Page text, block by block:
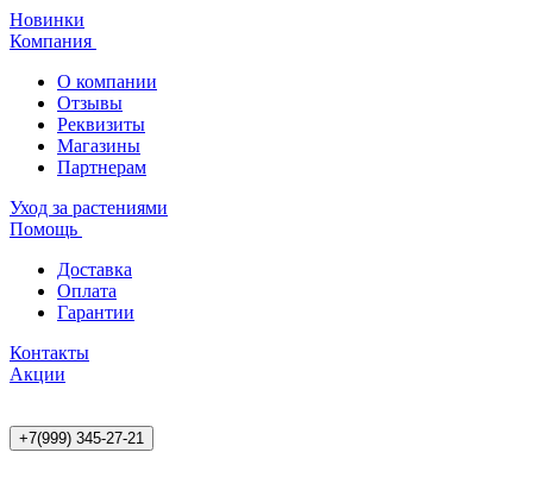
Новинки
Компания
О компании
Отзывы
Реквизиты
Магазины
Партнерам
Уход за растениями
Помощь
Доставка
Оплата
Гарантии
Контакты
Акции
+7(999) 345-27-21